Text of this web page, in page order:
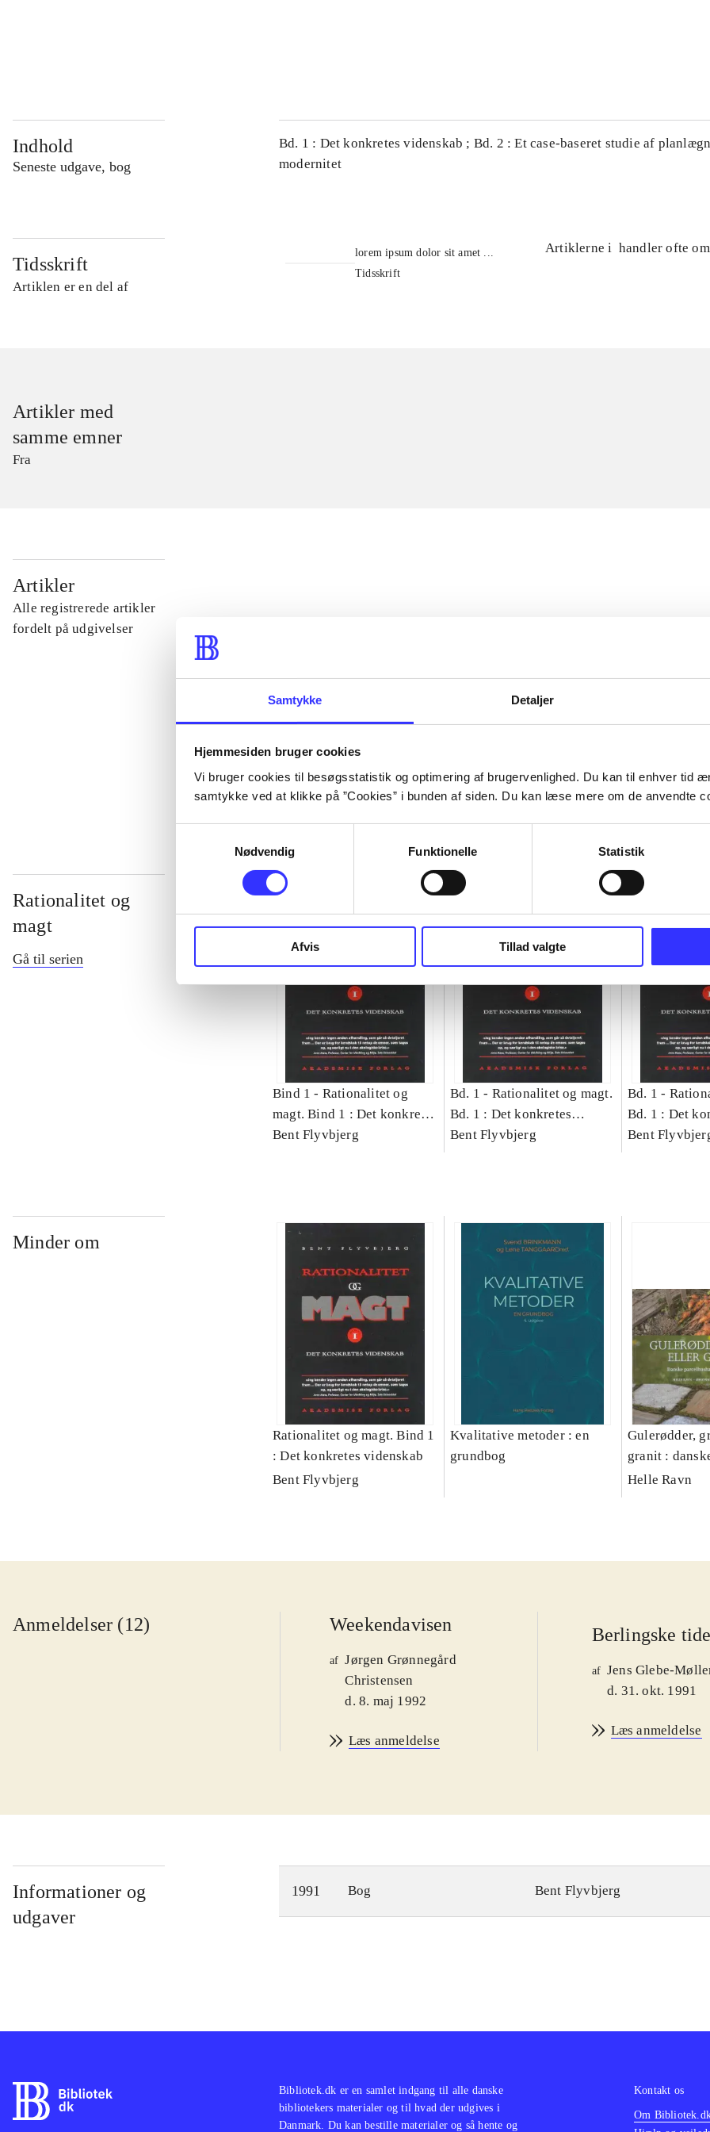
Samtykke Detaljer
Hjemmesiden bruger cookies
Vi bruger cookies til besøgsstatistik og optimering af brugervenlighed. Du kan til enhver tid
samtykke ved at klikke på ”Cookies” i bunden af siden. Du kan læse mere om de anvendte
Nødvendig
Funktionelle Statistik
Afvis Tillad valgte
Indhold
Seneste udgave, bog
Bd. 1 : Det konkretes videnskab ; Bd. 2 : Et case-baseret studie af
modernitet
Tidsskrift
Artiklen er en del af
lorem ipsum dolor sit amet ...
Tidsskrift
Artiklerne i handler ofte om
Artikler med
samme emner
Fra
Artikler
Alle registrerede artikler
fordelt på udgivelser
...
...
...
Rationalitet og
magt
Gå til serien
Bind 1 - Rationalitet og
magt. Bind 1 : Det konkretes
videnskab
Bent Flyvbjerg
Bd. 1 - Rationalitet og magt.
Bd. 1 : Det konkretes
videnskab
Bent Flyvbjerg
Bd. 1 -
Bd. 1 : Det
videnskab
Bent
Minder om
Rationalitet og magt. Bind 1
: Det konkretes videnskab
Bent Flyvbjerg
Kvalitative metoder : en
grundbog
Gulerødder,
granit :
Helle Ravn
Anmeldelser (12) Weekendavisen
af Jørgen Grønnegård
Christensen
d. 8. maj 1992
Læs anmeldelse
Berlingske
af Jens Glebe-
d. 31. okt. 1991
Læs anmeldelse
Informationer og
udgaver
1991 Bog Bent Flyvbjerg
Bibliotek.dk er en samlet indgang til alle danske
bibliotekers materialer og til hvad der udgives i
Danmark. Du kan bestille materialer og så hente og
Kontakt os
Om